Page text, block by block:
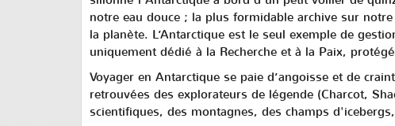
notre eau douce ; la plus formidable archive sur
la planète. L’Antarctique est le seul exemple de
uniquement dédié à la Recherche et à la Paix,
Voyager en Antarctique se paie d’angoisse et de
retrouvées des explorateurs de légende (Charcot,
scientifiques, des montagnes, des champs